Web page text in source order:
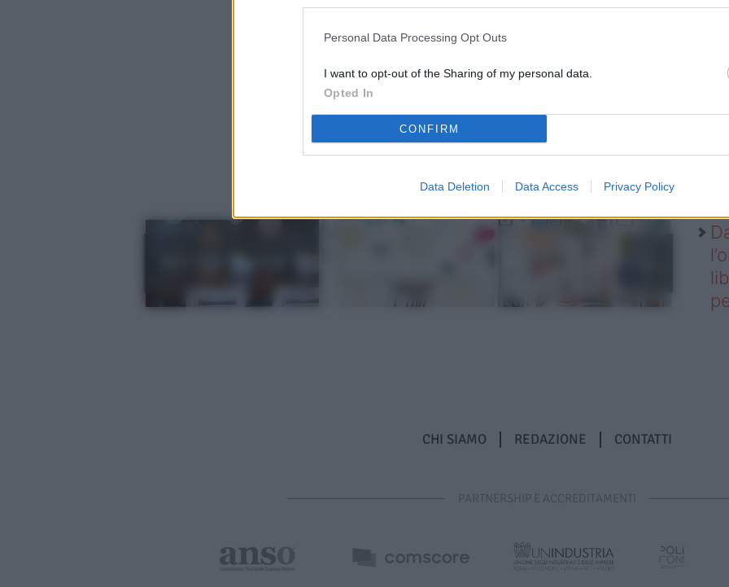
Personal Data Processing Opt Outs
I want to opt-out of the Sharing of my personal data.
Opted In
CONFIRM
Data Deletion Data Access Privacy Policy
CHI SIAMO REDAZIONE CONTATTI
PARTNERSHIP E ACCREDITAMENTI